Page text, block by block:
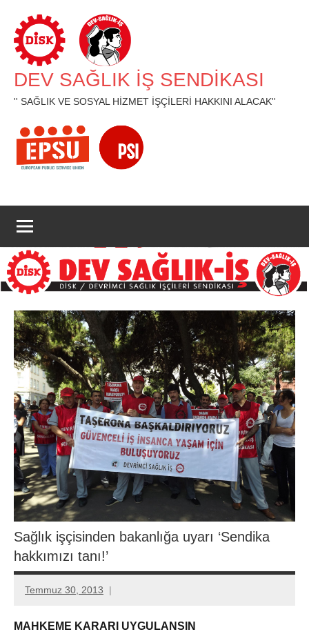
geç
DEV SAĞLIK İŞ SENDİKASI
'' SAĞLIK VE SOSYAL HİZMET İŞÇİLERİ HAKKINI ALACAK''
Sağlık işçisinden bakanlığa uyarı ‘Sendika
hakkımızı tanı!’
Temmuz 30, 2013
Aksu
MAHKEME KARARI UYGULANSIN